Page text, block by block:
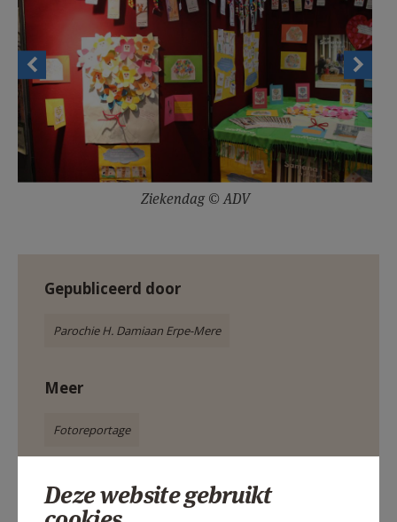
Ziekendag © ADV
Gepubliceerd door
Parochie H. Damiaan Erpe-Mere
Meer
Fotoreportage
Deze website gebruikt